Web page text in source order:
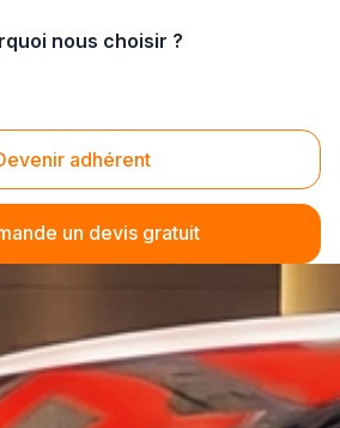
nous choisir ?
adhérent
un devis gratuit